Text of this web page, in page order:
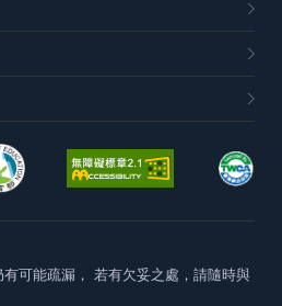
可能疏漏， 若有欠妥之處，請隨時與